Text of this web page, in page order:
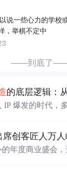
说一些心力的学校
，举棋不定中
——到底了
的底层逻辑：
IP 爆发的时代，
心力修炼 - 认知觉
行业揭示穿越
年度商业盛会